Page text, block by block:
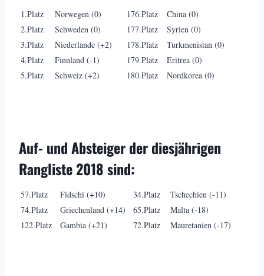
1.Platz Norwegen (0) 176.Platz
China (0)
2.Platz
Schweden (0) 177.Platz
Syrien (0)
3.Platz
Niederlande (+2) 178.Platz
Turkmenistan (0)
4.Platz
Finnland (-1) 179.Platz
Eritrea (0)
5.Platz
Schweiz (+2) 180.Platz Nordkorea (0)
Auf- und Absteiger der diesjährigen
Rangliste 2018 sind:
57.Platz Fidschi (+10) 34.Platz
Tschechien (-11)
74.Platz
Griechenland (+14) 65.Platz
Malta (-18)
122.Platz
Gambia (+21) 72.Platz Mauretanien (-17)